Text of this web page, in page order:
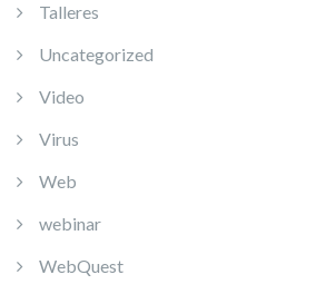
Talleres
Uncategorized
Video
Virus
Web
webinar
WebQuest